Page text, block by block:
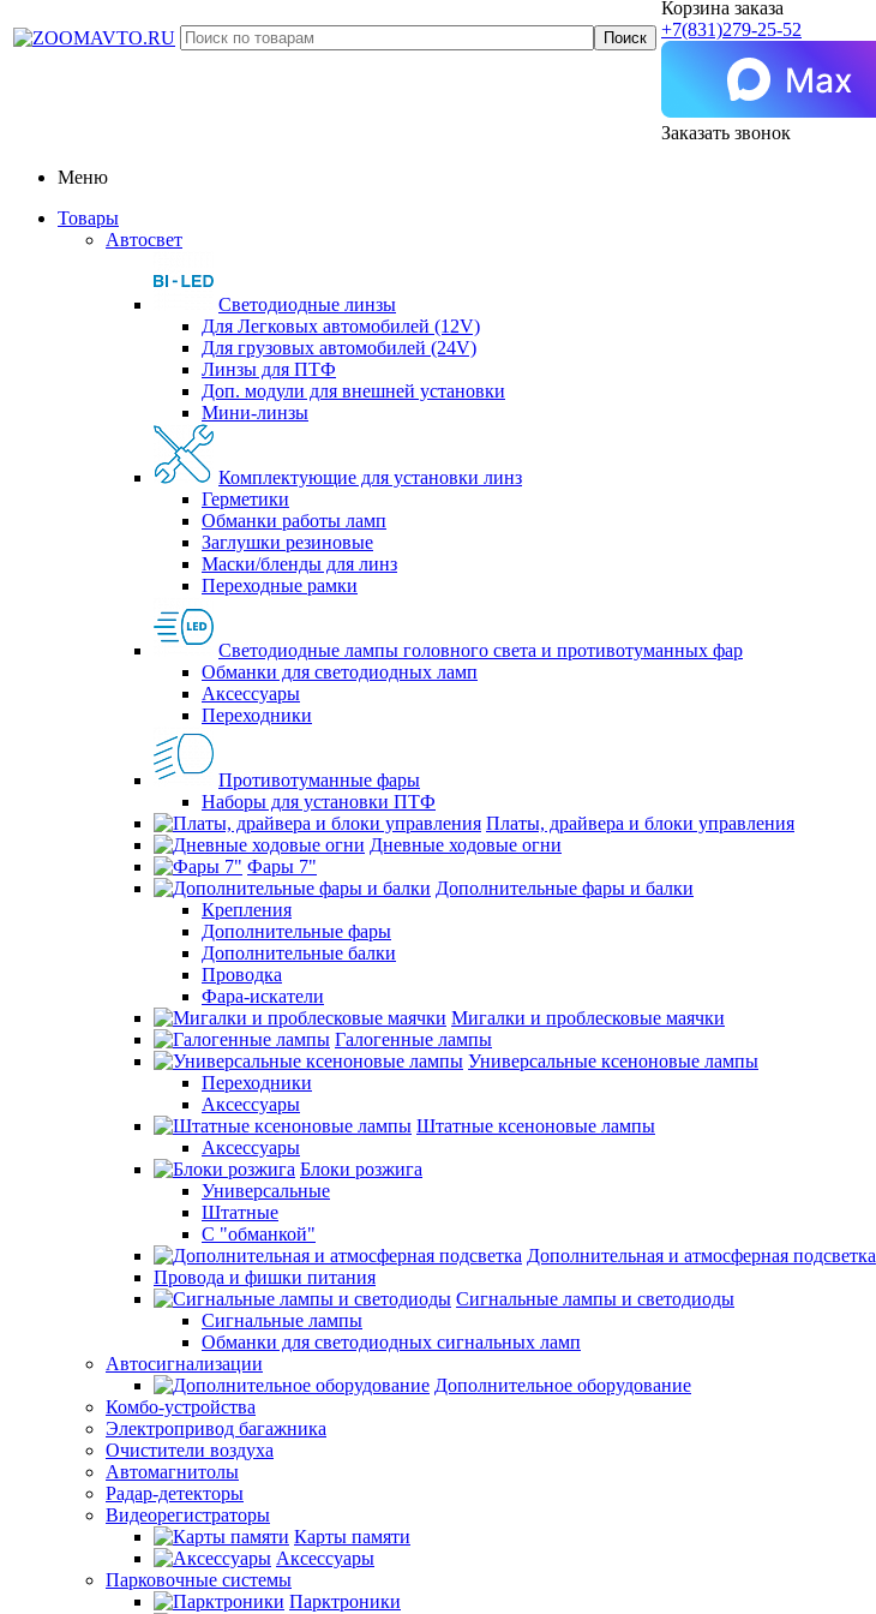
Корзина заказа
+7(831)279-25-52
Заказать звонок
Меню
Товары
Автосвет
Светодиодные линзы
Для Легковых автомобилей (12V)
Для грузовых автомобилей (24V)
Линзы для ПТФ
Доп. модули для внешней установки
Мини-линзы
Комплектующие для установки линз
Герметики
Обманки работы ламп
Заглушки резиновые
Маски/бленды для линз
Переходные рамки
Светодиодные лампы головного света и противотуманных фар
Обманки для светодиодных ламп
Аксессуары
Переходники
Противотуманные фары
Наборы для установки ПТФ
Платы, драйвера и блоки управления
Дневные ходовые огни
Фары 7"
Дополнительные фары и балки
Крепления
Дополнительные фары
Дополнительные балки
Проводка
Фара-искатели
Мигалки и проблесковые маячки
Галогенные лампы
Универсальные ксеноновые лампы
Переходники
Аксессуары
Штатные ксеноновые лампы
Аксессуары
Блоки розжига
Универсальные
Штатные
С "обманкой"
Дополнительная и атмосферная подсветка
Провода и фишки питания
Cигнальные лампы и светодиоды
Сигнальные лампы
Обманки для светодиодных сигнальных ламп
Автосигнализации
Дополнительное оборудование
Комбо-устройства
Электропривод багажника
Очистители воздуха
Автомагнитолы
Радар-детекторы
Видеорегистраторы
Карты памяти
Аксессуары
Парковочные системы
Парктроники